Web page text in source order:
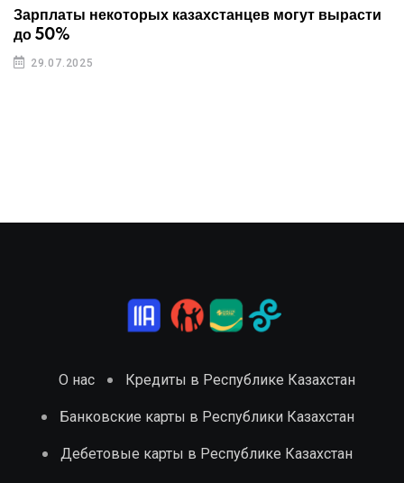
Зарплаты некоторых казахстанцев могут вырасти
до 50%
29.07.2025
О нас Кредиты в Республике Казахстан
Банковские карты в Республики Казахстан
Дебетовые карты в Республике Казахстан